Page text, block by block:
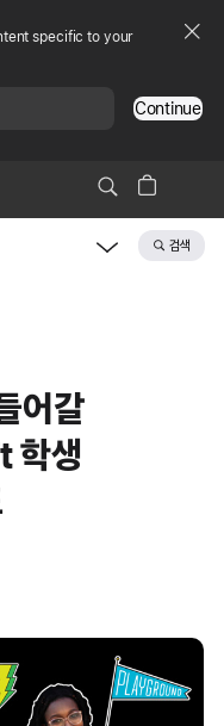
specific to your
Continue
검색
어갈
생